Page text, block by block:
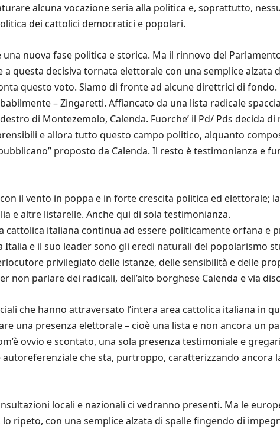
alcuna vocazione seria alla politica e, soprattutto,
dei cattolici democratici e popolari.
nuova fase politica e storica. Ma il rinnovo del
questa decisiva tornata elettorale con una semplice alzata
questo voto. Siamo di fronte ad alcune direttrici di
– Zingaretti. Affiancato da una lista radicale
di Montezemolo, Calenda. Fuorche’ il Pd/ Pds decida di
e allora tutto questo campo politico, alquanto
proposto da Calenda. Il resto è testimonianza e
il vento in poppa e in forte crescita politica ed elettorale;
e altre listarelle. Anche qui di sola testimonianza.
cattolica italiana continua ad essere politicamente orfana e
Italia e il suo leader sono gli eredi naturali del popolarismo
privilegiato delle istanze, delle sensibilità e delle
non parlare dei radicali, dell’alto borghese Calenda e via
che hanno attraversato l’intera area cattolica italiana in
una presenza elettorale – cioè una lista e non ancora un
ovvio e scontato, una sola presenza testimoniale e
che sta, purtroppo, caratterizzando ancora
locali e nazionali ci vedranno presenti. Ma le
ripeto, con una semplice alzata di spalle fingendo di